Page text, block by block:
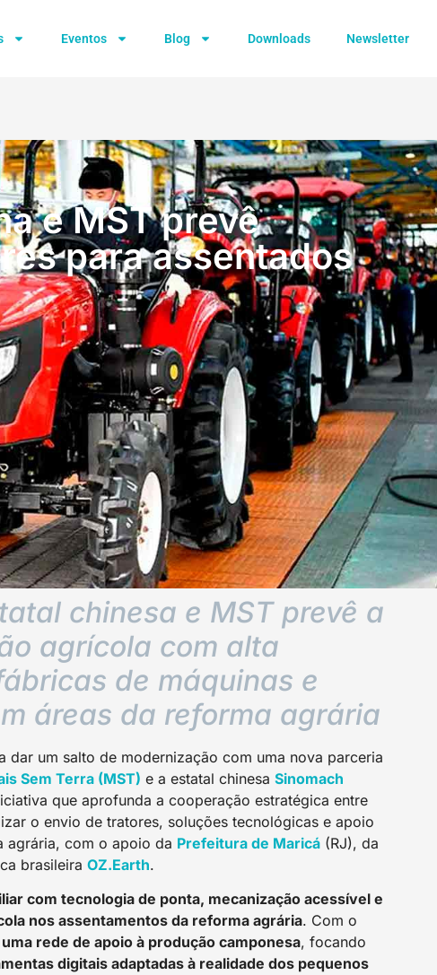
Eventos Blog Downloads Newsletter
e MST prevê
para assentados
chinesa e MST prevê a
agrícola com alta
de máquinas e
áreas da reforma agrária
dar um salto de modernização com uma nova parceria
Sem Terra (MST) e a estatal chinesa Sinomach
que aprofunda a cooperação estratégica entre
o envio de tratores, soluções tecnológicas e apoio
agrária, com o apoio da Prefeitura de Maricá (RJ), da
brasileira OZ.Earth.
com tecnologia de ponta, mecanização acessível e
nos assentamentos da reforma agrária. Com o
rede de apoio à produção camponesa, focando
digitais adaptadas à realidade dos pequenos